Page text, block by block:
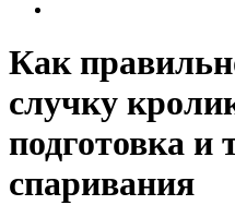
Как
случку
подготовка и
спаривания